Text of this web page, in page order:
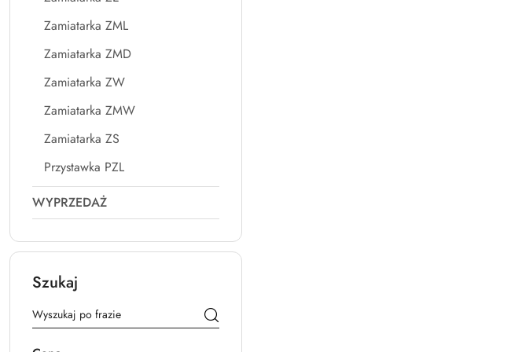
Zamiatarka ZML
Zamiatarka ZMD
Zamiatarka ZW
Zamiatarka ZMW
Zamiatarka ZS
Przystawka PZL
WYPRZEDAŻ
Szukaj